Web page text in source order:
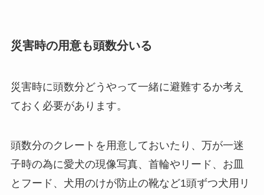
災害時の用意も頭数分いる
災害時に頭数分どうやって一緒に避難するか考え
ておく必要があります。
頭数分のクレートを用意しておいたり、万が一迷
子時の為に愛犬の現像写真、首輪やリード、お皿
とフード、犬用のけが防止の靴など1頭ずつ犬用リ